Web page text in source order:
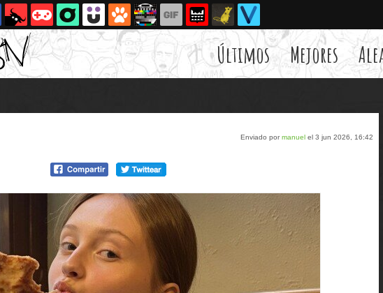
Últimos Mejores
Enviado pormanuel el 3 jun 2026, 16:42